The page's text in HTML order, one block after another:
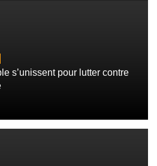
s’unissent pour lutter contre